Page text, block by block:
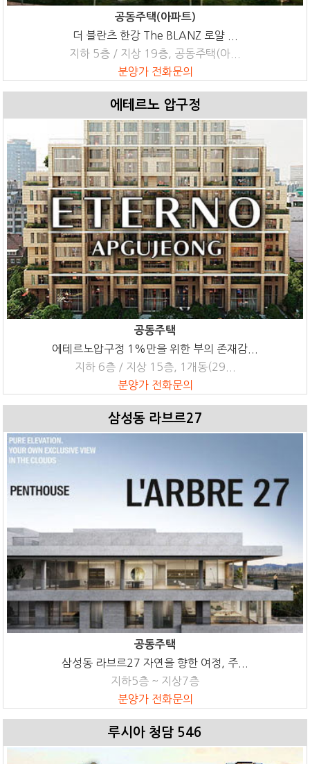
공동주택(아파트)
더 블란츠 한강 The BLANZ 로얄 ...
지하 5층 / 지상 19층, 공동주택(아...
분양가 전화문의
에테르노 압구정
공동주택
에테르노압구정 1%만을 위한 부의 존재감...
지하 6층 / 지상 15층, 1개동(29...
분양가 전화문의
삼성동 라브르27
공동주택
삼성동 라브르27 자연을 향한 여정, 주...
지하5층 ~ 지상7층
분양가 전화문의
루시아 청담 546